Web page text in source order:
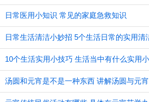
日常医用小知识 常见的家庭急救知识
日常生活清洁小妙招 5个生活日常的实用清
10个生活实用小技巧 生活当中有什么实用
汤圆和元宵是不是一种东西 讲解汤圆与元